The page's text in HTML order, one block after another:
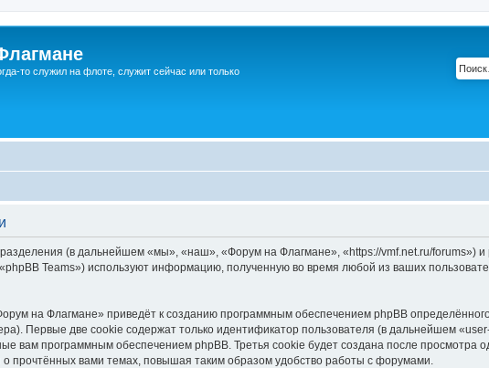
то служил на флоте, служит сейчас или только
(в дальнейшем «мы», «наш», «Форум на Флагмане», «https://vmf.net.ru/forums»)
Teams») используют информацию, полученную во время любой из ваших
на Флагмане» приведёт к созданию программным обеспечением phpBB
Первые две cookie содержат только идентификатор пользователя (в дальнейшем
вам программным обеспечением phpBB. Третья cookie будет создана после просмотра
прочтённых вами темах, повышая таким образом удобство работы с форумами.